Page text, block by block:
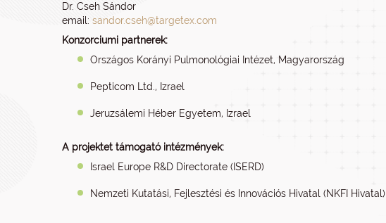
Dr. Cseh Sándor
email: sandor.cseh@targetex.com
Konzorciumi partnerek:
Országos Korányi Pulmonológiai Intézet, Magyarország
Pepticom Ltd., Izrael
Jeruzsálemi Héber Egyetem, Izrael
A projektet támogató intézmények:
Israel Europe R&D Directorate (ISERD)
Nemzeti Kutatási, Fejlesztési és Innovációs Hivatal (NKFI Hivatal)